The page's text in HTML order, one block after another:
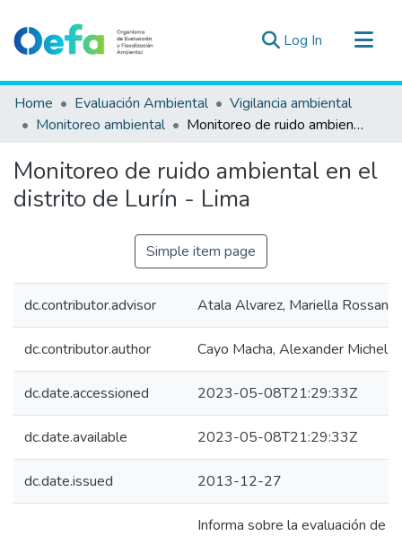
Log In (current)
Communities & Collections
All of DSpace
Estad. Externas
Guias ▾
Home Evaluación Ambiental
Vigilancia ambiental
Monitoreo ambiental
Monitoreo de ruido ambiental en el distrito de Lurín - Lima
Monitoreo de ruido ambiental en el
distrito de Lurín - Lima
Simple item page
dc.contributor.advisor Atala Alvarez, Mariella Rossana
dc.contributor.author Cayo Macha, Alexander Michel
dc.date.accessioned 2023-05-08T21:29:33Z
dc.date.available 2023-05-08T21:29:33Z
dc.date.issued 2013-12-27
Informa sobre la evaluación de